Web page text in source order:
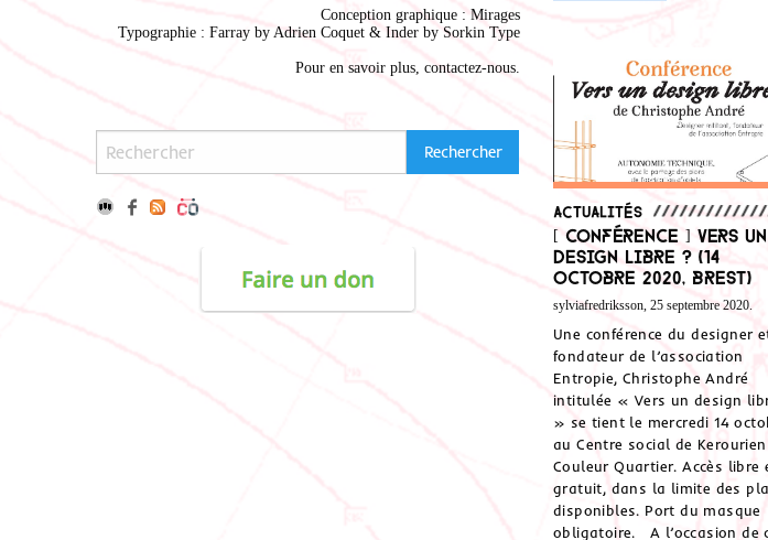
Conception graphique : Mirages
Typographie : Farray by Adrien Coquet & Inder by Sorkin Type
Pour en savoir plus, contactez-nous.
Actualités
[ Conférence ] Vers un
design libre ? (14
octobre 2020, Brest)
sylviafredriksson, 25 septembre 2020.
Une conférence du designer
fondateur de l’association
Entropie, Christophe André
intitulée « Vers un design
» se tient le mercredi 14
au Centre social de Kerourien
Couleur Quartier. Accès libre
gratuit, dans la limite des
disponibles. Port du masque
obligatoire. A l’occasion de